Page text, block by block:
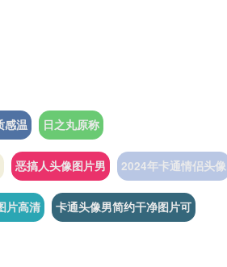
感温 日之丸原称
恶搞人头像图片男 2024年卡通情侣头像
片高清 卡通头像男简约干净图片可